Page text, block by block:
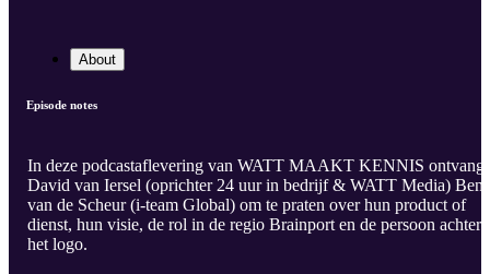
About
Episode notes
In deze podcastaflevering van WATT MAAKT KENNIS ontvangt
David van Iersel (oprichter 24 uur in bedrijf & WATT Media) Ben
van de Scheur (i-team Global) om te praten over hun product of
dienst, hun visie, de rol in de regio Brainport en de persoon achter
het logo.